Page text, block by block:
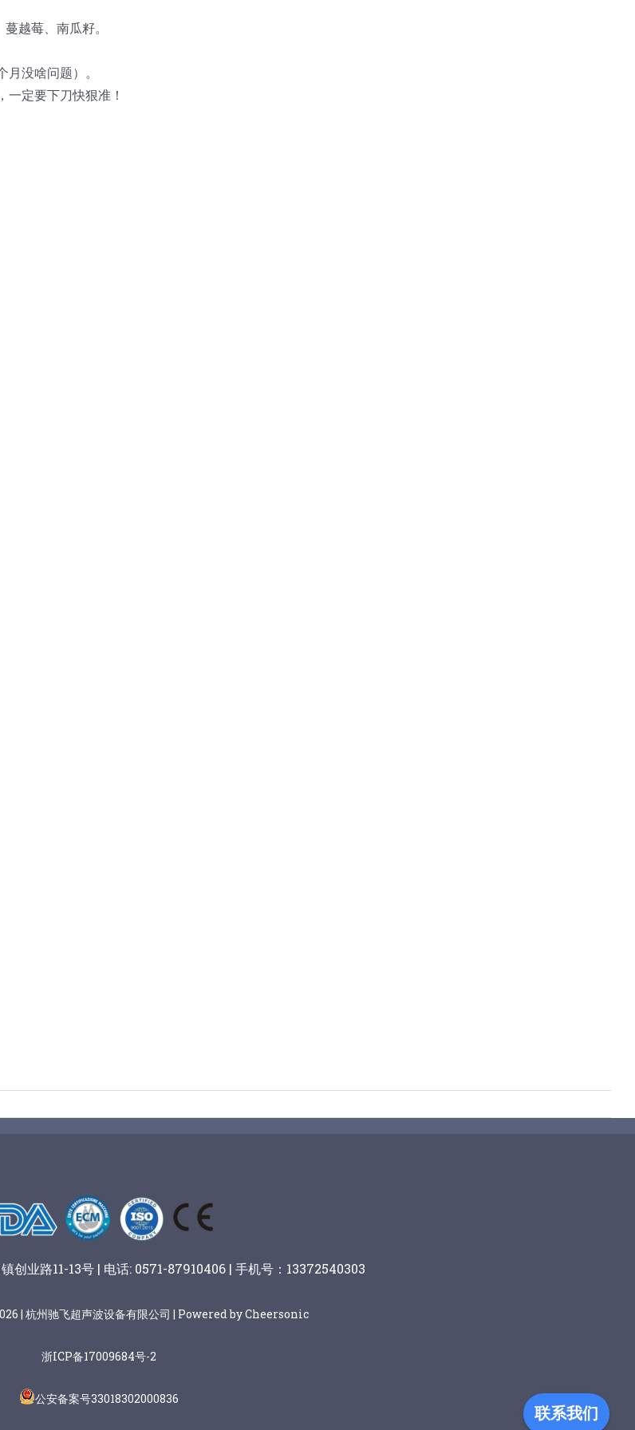
越莓、南瓜籽。
没啥问题）。
定要下刀快狠准！
创业路11-13号 | 电话: 0571-87910406 | 手机号：13372540303
| 杭州驰飞超声波设备有限公司 | Powered by Cheersonic
浙ICP备17009684号-2
公安备案号33018302000836
联系我们